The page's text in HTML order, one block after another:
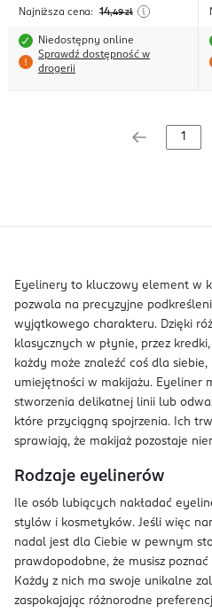
Najniższa cena: 14,49 zł
Niedostępny online
Sprawdź dostępność w
drogerii
Eyelinery to kluczowy element w
pozwala na precyzyjne
wyjątkowego charakteru. Dzięki
klasycznych w płynie, przez
każdy może znaleźć coś dla
umiejętności w makijażu. Eyeliner
stworzenia delikatnej linii lub
które przyciągną spojrzenia. Ich
sprawiają, że makijaż pozostaje
Rodzaje eyelinerów
Ile osób lubiących nakładać
stylów i kosmetyków. Jeśli więc
nadal jest dla Ciebie w pewnym
prawdopodobne, że musisz
Każdy z nich ma swoje unikalne
zaspokajając różnorodne